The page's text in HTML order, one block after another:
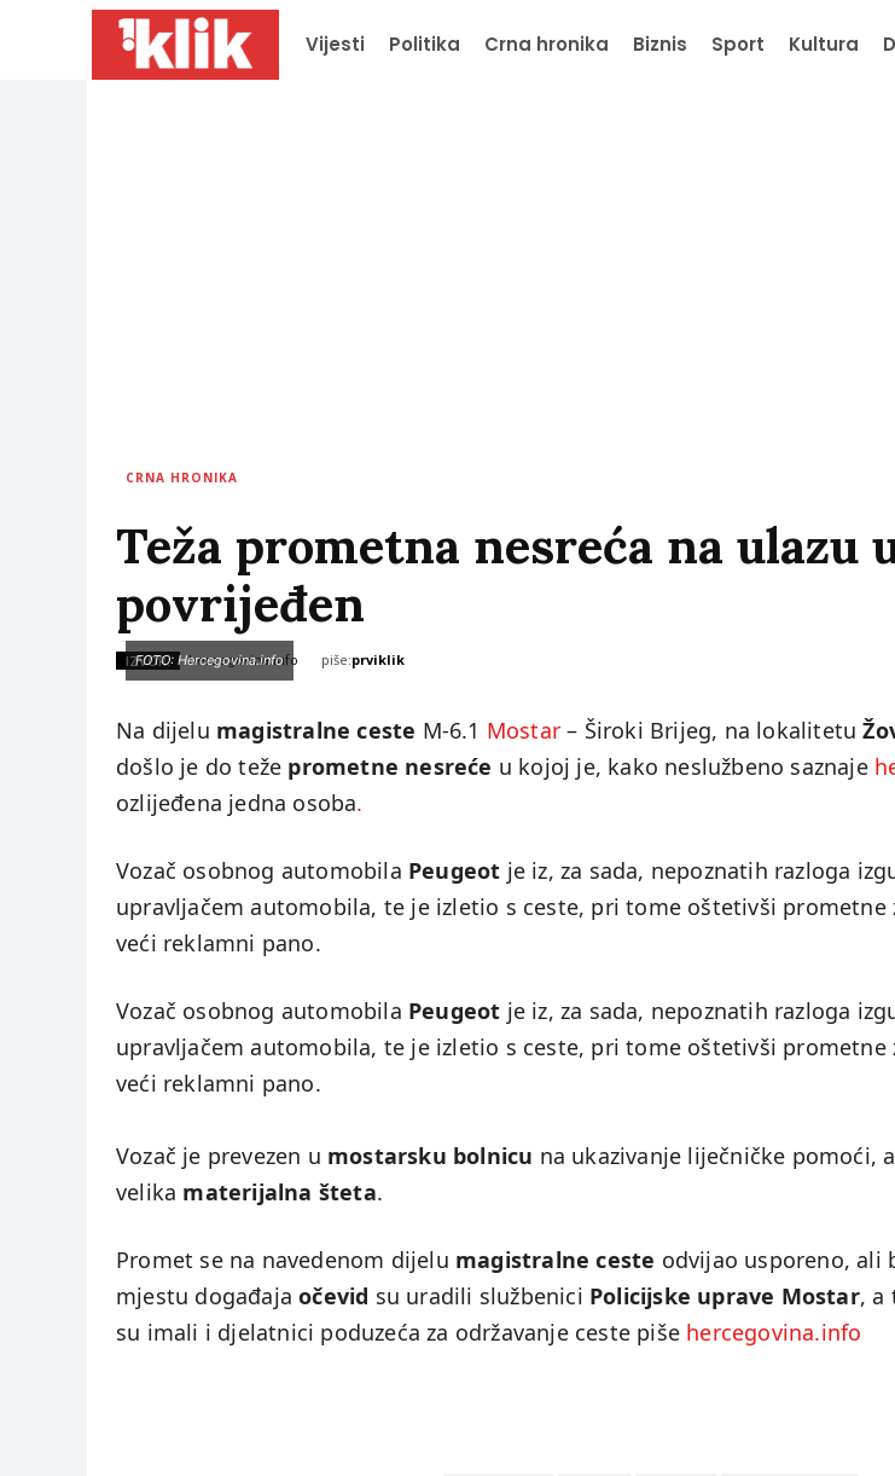
Vijesti Politika Crna hronika Biznis Sport Kultura
CRNA HRONIKA
Teža prometna nesreća na ulazu
povrijeđen
IZVOR: hercegovina.info piše:prviklik
FOTO: Hercegovina.info
Na dijelu magistralne ceste M-6.1 Mostar – Široki Brijeg, na lokalitetu
došlo je do teže prometne nesreće u kojoj je, kako neslužbeno saznaje
ozlijeđena jedna osoba.
Vozač osobnog automobila Peugeot je iz, za sada, nepoznatih razloga
upravljačem automobila, te je izletio s ceste, pri tome oštetivši prometne
veći reklamni pano.
Vozač osobnog automobila Peugeot je iz, za sada, nepoznatih razloga
upravljačem automobila, te je izletio s ceste, pri tome oštetivši prometne
veći reklamni pano.
Vozač je prevezen u mostarsku bolnicu na ukazivanje liječničke pomoći,
velika materijalna šteta.
Promet se na navedenom dijelu magistralne ceste odvijao usporeno, ali
mjestu događajaočevid su uradili službenici Policijske uprave Mostar, a
su imali i djelatnici poduzeća za održavanje ceste piše hercegovina.info